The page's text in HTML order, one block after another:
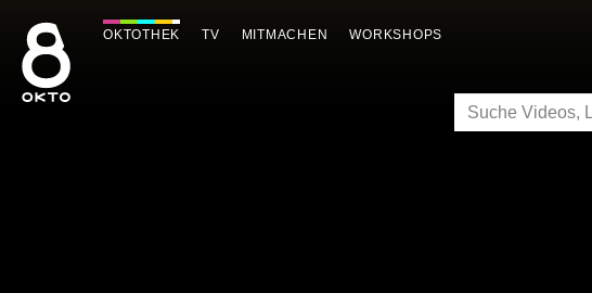
Inhalt
springen
OKTOTHEK TV MITMACHEN WORKSHOPS
SUCHE